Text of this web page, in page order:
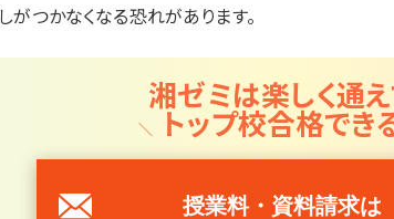
がつかなくなる恐れがあります。
湘ゼミは楽しく通
トップ校合格でき
授業料・資料請求は